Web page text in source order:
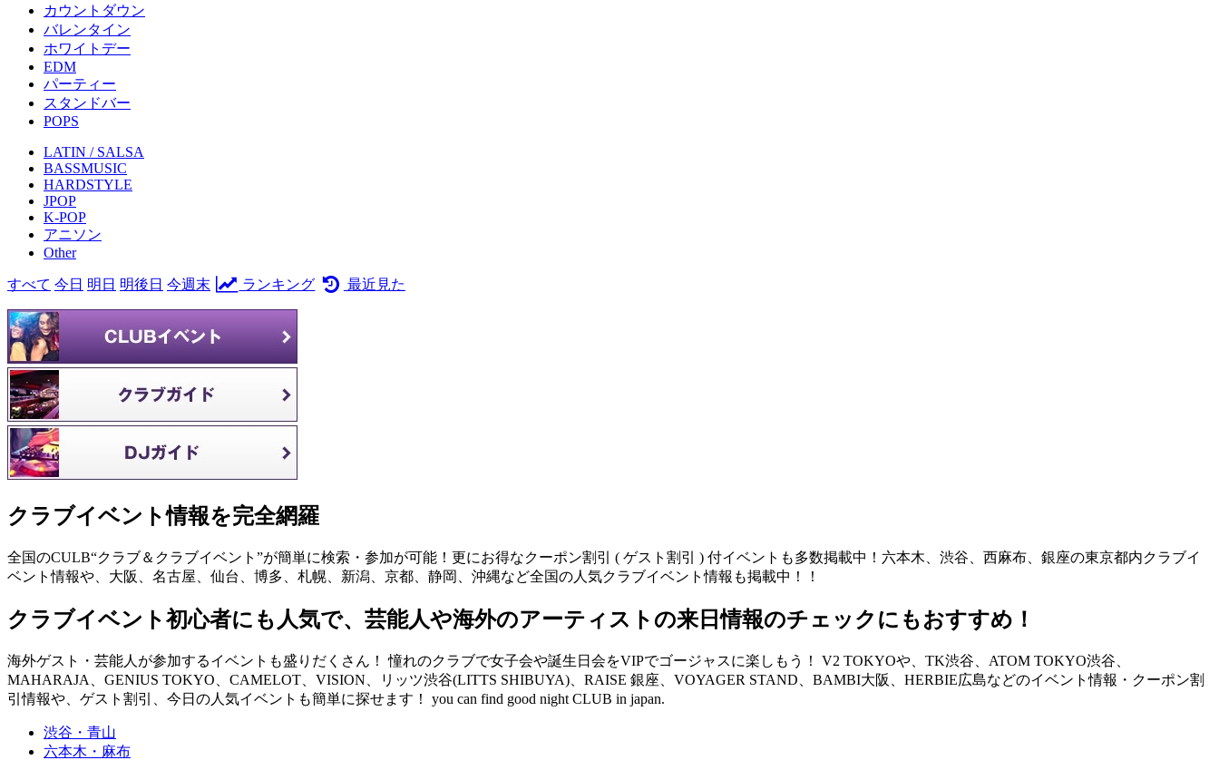
カウントダウン
バレンタイン
ホワイトデー
EDM
パーティー
スタンドバー
POPS
LATIN / SALSA
BASSMUSIC
HARDSTYLE
JPOP
K-POP
アニソン
Other
すべて 今日 明日 明後日 今週末 ランキング 最近見た
クラブイベント情報を完全網羅
全国のCULB“クラブ＆クラブイベント”が簡単に検索・参加が可能！更にお得なクーポン割引 ( ゲスト割引 ) 付イベントも多数掲載中！六本木、渋谷、西麻布、銀座の東京都内クラブイ
ベント情報や、大阪、名古屋、仙台、博多、札幌、新潟、京都、静岡、沖縄など全国の人気クラブイベント情報も掲載中！！
クラブイベント初心者にも人気で、芸能人や海外のアーティストの来日情報のチェックにもおすすめ！
海外ゲスト・芸能人が参加するイベントも盛りだくさん！ 憧れのクラブで女子会や誕生日会をVIPでゴージャスに楽しもう！ V2 TOKYOや、TK渋谷、ATOM TOKYO渋谷、
MAHARAJA、GENIUS TOKYO、CAMELOT、VISION、リッツ渋谷(LITTS SHIBUYA)、RAISE 銀座、VOYAGER STAND、BAMBI大阪、HERBIE広島などのイベント情報・クーポン割
引情報や、ゲスト割引、今日の人気イベントも簡単に探せます！ you can find good night CLUB in japan.
渋谷・青山
六本木・麻布